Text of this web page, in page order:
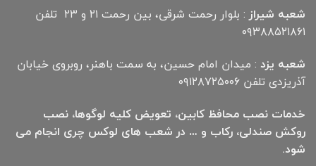
شعبه شیراز
: بلوار رحمت شرقی، بین رحمت ۲۱ و ۲۳ تلفن
۰۹۳۸۸۵۲۱۸۶۱
شعبه یزد : میدان امام حسین، به سمت باهنر، روبروی خیابان
آذریزدی تلفن ۰۹۱۲۸۷۲۵۰۰۶
خدمات نصب محافظ کابین، تعویض کلیه لوگوها، نصب
روکش صندلی، رکاب و … در شعب های لوکس چری انجام می
شود.